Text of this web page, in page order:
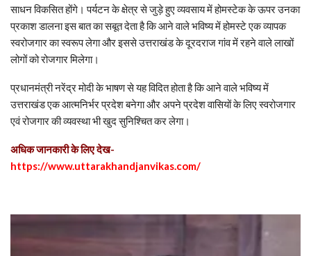
साधन विकसित होंगे। पर्यटन के क्षेत्र से जुड़े हुए व्यवसाय में होमस्टेक के ऊपर उनका
प्रकाश डालना इस बात का सबूत देता है कि आने वाले भविष्य में होमस्टे एक व्यापक
स्वरोजगार का स्वरूप लेगा और इससे उत्तराखंड के दूरदराज गांव में रहने वाले लाखों
लोगों को रोजगार मिलेगा।
प्रधानमंत्री नरेंद्र मोदी के भाषण से यह विदित होता है कि आने वाले भविष्य में
उत्तराखंड एक आत्मनिर्भर प्रदेश बनेगा और अपने प्रदेश वासियों के लिए स्वरोजगार
एवं रोजगार की व्यवस्था भी खुद सुनिश्चित कर लेगा।
अधिक जानकारी के लिए देख-
https://www.uttarakhandjanvikas.com/